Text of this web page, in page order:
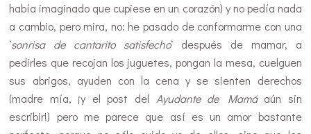
había imaginado que cupiese en un corazón) y no pedía nada
a cambio, pero mira, no: he pasado de conformarme con una
‘sonrisa de cantarito satisfecho‘ después de mamar, a
pedirles que recojan los juguetes, pongan la mesa, cuelguen
sus abrigos, ayuden con la cena y se sienten derechos
(madre mía, ¡y el post del Ayudante de Mamáaún sin
escribir!) pero me parece que así es un amor bastante